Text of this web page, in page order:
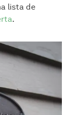
lista de
.